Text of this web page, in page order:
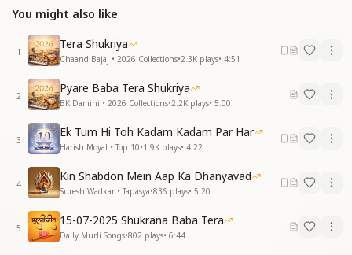
सूक्ष्म वतन में बाबा जो बुलाए
झूला झुलाए गोदी में बिठाए
सूक्ष्म वतन में बाबा जो बुलाए
झूला झुलाए गोदी में बिठाए
सब कुछ मिल गया मिल गया
कैसे करु मैं बाबा तेरा शुक्रिया
कैसे करु मैं बाबा तेरा शुक्रिया
______
You might also like
1
Tera Shukriya
Chaand Bajaj • 2026 Collections•2.3K plays• 4:51
2
Pyare Baba Tera Shukriya
BK Damini • 2026 Collections•2.2K plays• 5:00
3
Ek Tum Hi Toh Kadam Kadam Par Har
Harish Moyal • Top 10•1.9K plays• 4:22
4
Kin Shabdon Mein Aap Ka Dhanyavad
Suresh Wadkar • Tapasya•836 plays• 5:20
5
15-07-2025 Shukrana Baba Tera
Daily Murli Songs•802 plays• 6:44